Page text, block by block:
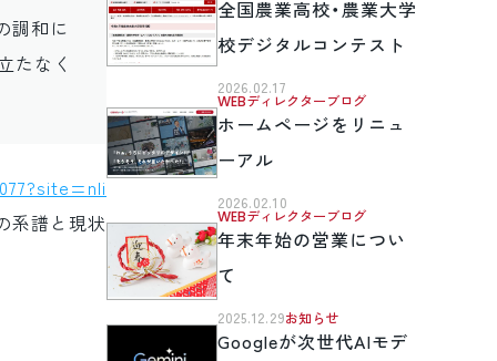
調和に
たなく
系譜と現状
全国農業高校・農業大学
校デジタルコンテスト
2026.02.17
WEBディレクターブログ
ホームページをリニュ
ーアル
2026.02.10
WEBディレクターブログ
年末年始の営業につい
て
2025.12.29お知らせ
Googleが次世代AIモデ